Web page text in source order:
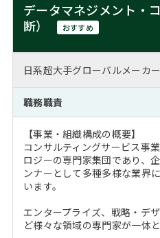
データマネジメント・
断）
おすすめ
日系超大手グローバルメーカー
職務職責
【事業・組織構成の概要】
コンサルティングサービス事
ロジーの専門家集団であり、
ンナーとして多種多様な業界
います。
エンタープライズ、戦略・デ
ど様々な領域の専門家が一体